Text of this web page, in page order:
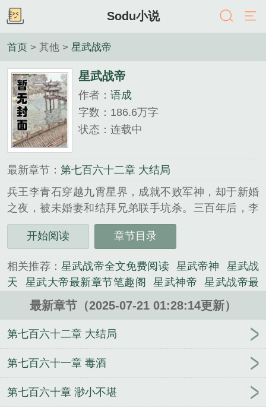
Sodu小说
首页 > 其他 > 星武战帝
星武战帝
作者： 语成
字数：186.6万字
状态：连载中
最新章节： 第七百六十二章 大结局
兵王李青石穿越九霄星界，成就不败军神，却于新婚
之夜，被未婚妻和结拜兄弟联手坑杀。三百年后，李
青石重生为家族濒危的少年族长，发现昔日的未婚妻
和结拜兄弟，已成为九霄大帝和九霄圣后。这一世，
尊。这是一个地球兵王，在异世成为绝代强者，陨落
重生三百年后，扮猪吃老虎的故事。...
《星武战帝》是语成精心创作的其他类小说。
开始阅读 章节目录
相关推荐： 星武战帝全文免费阅读 星武帝神
星武战
天
星武大帝最新章节笔趣阁 星武神帝
星武战帝最
新章节
星武帝尊 星武战帝txt全集
星武战甲全文免
费阅读 星武大帝免费阅读 狂武战帝百度百科
战帝动漫 星武战圣 星武战帝 语成
星武战帝免费阅
饭 氪金仙路 谈恋爱不如搞革命（快穿，np）
好友
生之奸臣宠妻
盘龙之传奇再起
三千束
最新章节（2025-07-21 01:28:14更新）
第七百六十二章 大结局
第七百六十一章 毒酒
第七百六十章 渺小不堪